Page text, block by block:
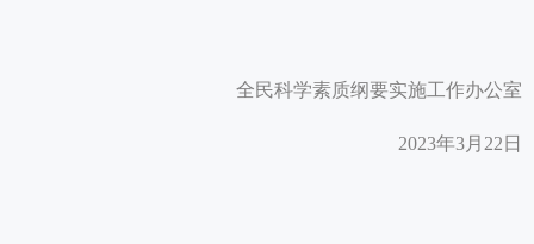
全民科学素质纲要实施工作办公室
2023年3月22日